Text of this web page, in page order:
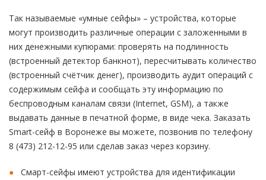
Так называемые «умные сейфы» – устройства, которые
могут производить различные операции с заложенными в
них денежными купюрами: проверять на подлинность
(встроенный детектор банкнот), пересчитывать количество
(встроенный счётчик денег), производить аудит операций с
содержимым сейфа и сообщать эту информацию по
беспроводным каналам связи (Internet, GSM), а также
выдавать данные в печатной форме, в виде чека. Заказать
Smart-сейф в Воронеже вы можете, позвонив по телефону
8 (473) 212-12-95 или сделав заказ через корзину.
Смарт-сейфы имеют устройства для идентификации